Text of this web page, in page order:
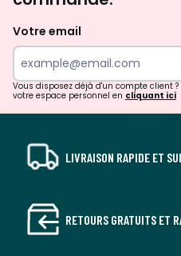
Votre email
Vous disposez déjà d'un compte client
votre espace personnel en cliquant ici
LIVRAISON RAPIDE ET
RETOURS GRATUITS ET